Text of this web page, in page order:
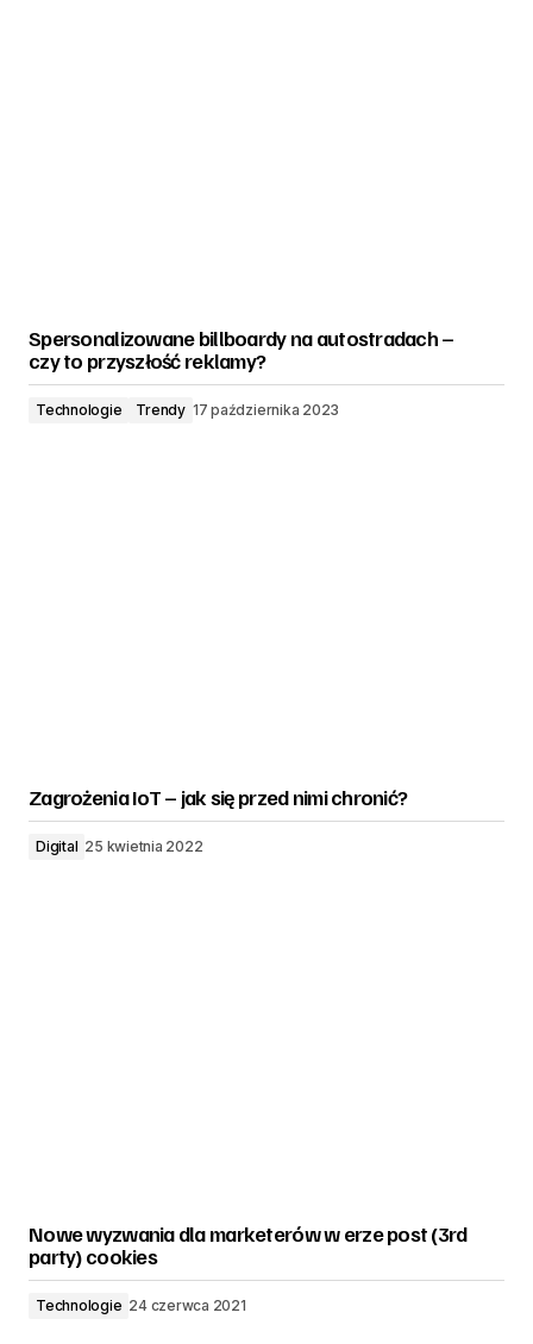
Spersonalizowane billboardy na autostradach –
czy to przyszłość reklamy?
Technologie Trendy 17 października 2023
Zagrożenia IoT – jak się przed nimi chronić?
Digital 25 kwietnia 2022
Nowe wyzwania dla marketerów w erze post (3rd
party) cookies
Technologie 24 czerwca 2021